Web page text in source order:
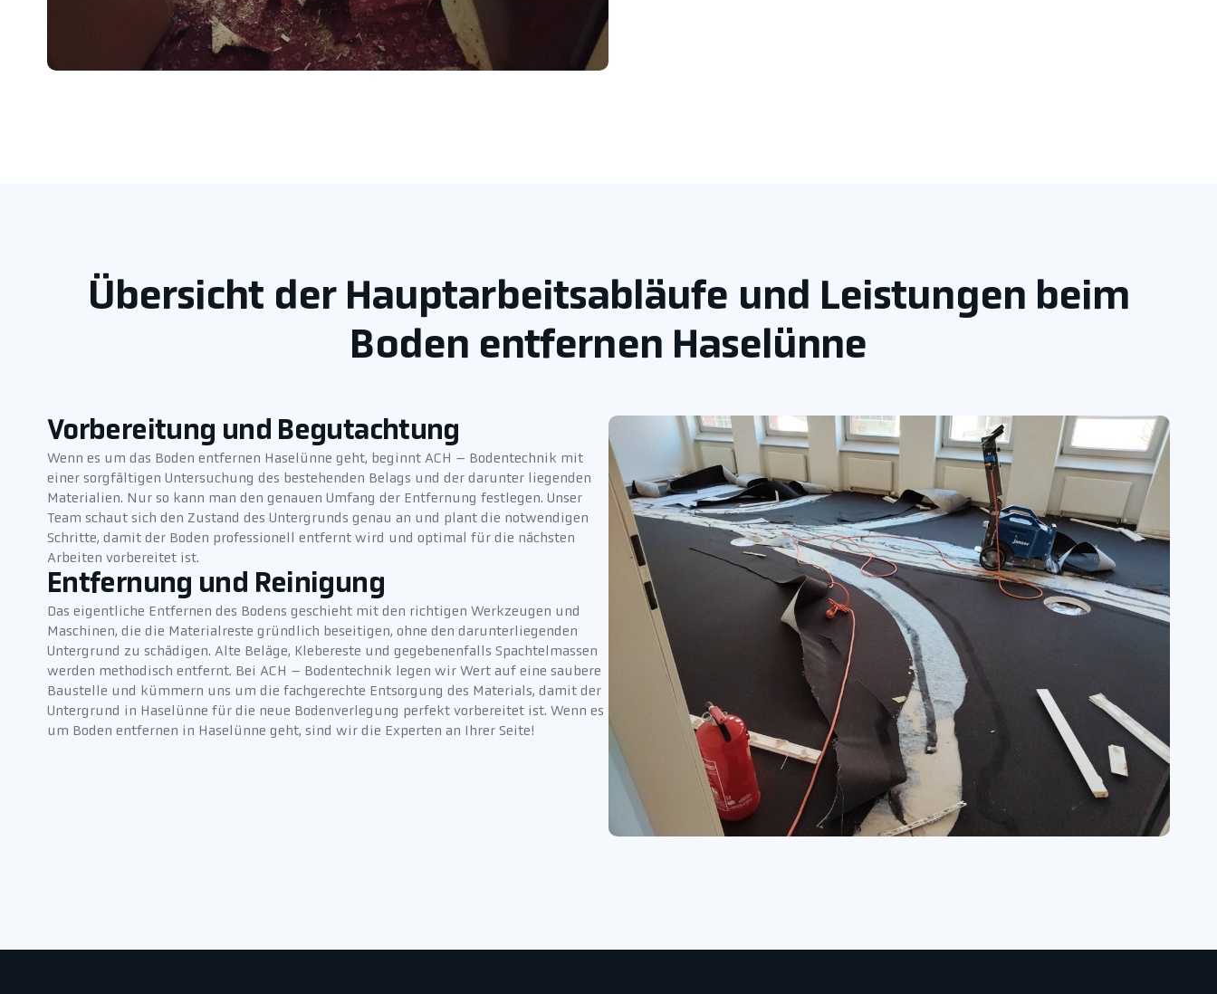
Übersicht der Hauptarbeitsabläufe und Leistungen beim
Boden entfernen Haselünne
Vorbereitung und Begutachtung
Wenn es um das Boden entfernen Haselünne geht, beginnt ACH – Bodentechnik mit
einer sorgfältigen Untersuchung des bestehenden Belags und der darunter liegenden
Materialien. Nur so kann man den genauen Umfang der Entfernung festlegen. Unser
Team schaut sich den Zustand des Untergrunds genau an und plant die notwendigen
Schritte, damit der Boden professionell entfernt wird und optimal für die nächsten
Arbeiten vorbereitet ist.
Entfernung und Reinigung
Das eigentliche Entfernen des Bodens geschieht mit den richtigen Werkzeugen und
Maschinen, die die Materialreste gründlich beseitigen, ohne den darunterliegenden
Untergrund zu schädigen. Alte Beläge, Klebereste und gegebenenfalls Spachtelmassen
werden methodisch entfernt. Bei ACH – Bodentechnik legen wir Wert auf eine saubere
Baustelle und kümmern uns um die fachgerechte Entsorgung des Materials, damit der
Untergrund in Haselünne für die neue Bodenverlegung perfekt vorbereitet ist. Wenn es
um Boden entfernen in Haselünne geht, sind wir die Experten an Ihrer Seite!